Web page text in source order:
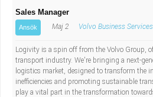
Sales Manager
Ansök Maj 2 Volvo Business
Logivity is a spin off from the Volvo Group,
transport industry. We're bringing a next-
logistics market, designed to transform the
inefficiencies and promoting sustainable
play a vital part in the transformation